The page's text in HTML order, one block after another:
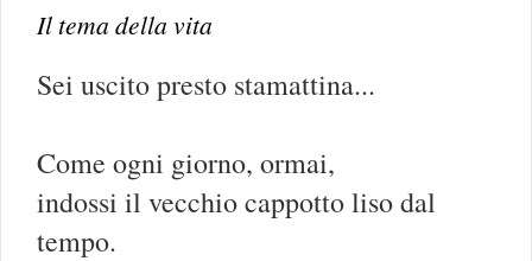
Il tema della vita
Sei uscito presto stamattina...
Come ogni giorno, ormai,
indossi il vecchio cappotto liso dal
tempo.